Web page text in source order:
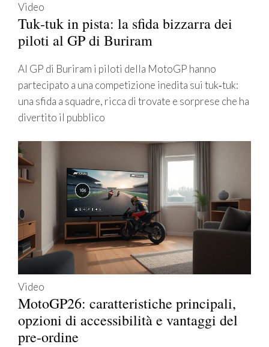
Video
Tuk‑tuk in pista: la sfida bizzarra dei
piloti al GP di Buriram
Al GP di Buriram i piloti della MotoGP hanno
partecipato a una competizione inedita sui tuk‑tuk:
una sfida a squadre, ricca di trovate e sorprese che ha
divertito il pubblico
Video
MotoGP26: caratteristiche principali,
opzioni di accessibilità e vantaggi del
pre-ordine